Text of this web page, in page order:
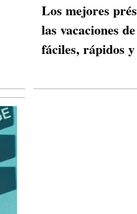
Los mejores
las vacaciones
fáciles, rápidos